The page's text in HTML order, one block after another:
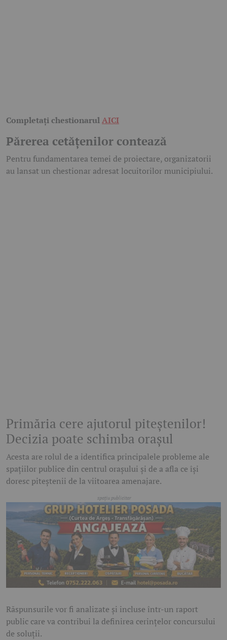
Completați chestionarulAICI
Părerea cetățenilor contează
Pentru fundamentarea temei de proiectare, organizatorii
au lansat un chestionar adresat locuitorilor municipiului.
Primăria cere ajutorul piteștenilor!
Decizia poate schimba orașul
Acesta are rolul de a identifica principalele probleme ale
spațiilor publice din centrul orașului și de a afla ce își
doresc piteștenii de la viitoarea amenajare.
Răspunsurile vor fi analizate și incluse într-un raport
public care va contribui la definirea cerințelor concursului
de soluții.